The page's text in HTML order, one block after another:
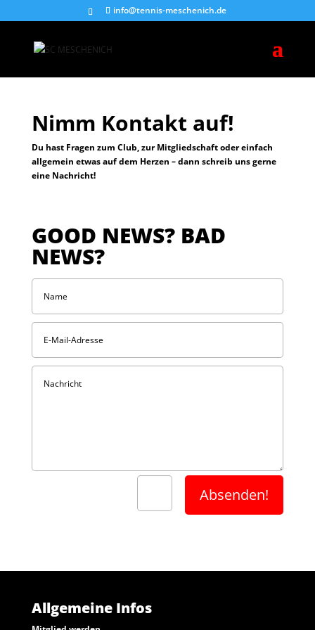
info@tennis-meschenich.de
Nimm Kontakt auf!
Du hast Fragen zum Club,zur Mitgliedschaft oder einfach
allgemein etwas auf dem Herzen – dann schreib uns gerne
eine Nachricht!
GOOD NEWS? BAD
NEWS?
Absenden!
Allgemeine Infos